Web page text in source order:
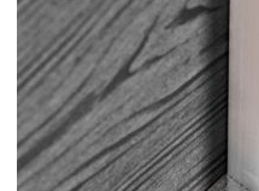
Размери на
(Ш х В)
Дължина на
Размери на
В)
Необходим е